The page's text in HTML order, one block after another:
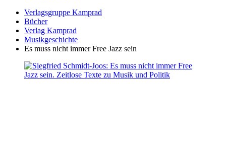
Verlagsgruppe Kamprad
Bücher
Verlag Kamprad
Musikgeschichte
Es muss nicht immer Free Jazz sein